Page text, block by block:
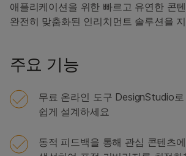
애플리케이션을 위한 빠르고 유연한 콘
완전히 맞춤화된 인리치먼트 솔루션을
주요 기능
무료 온라인 도구 DesignStudio
쉽게 설계하세요
동적 피드백을 통해 관심 콘텐츠